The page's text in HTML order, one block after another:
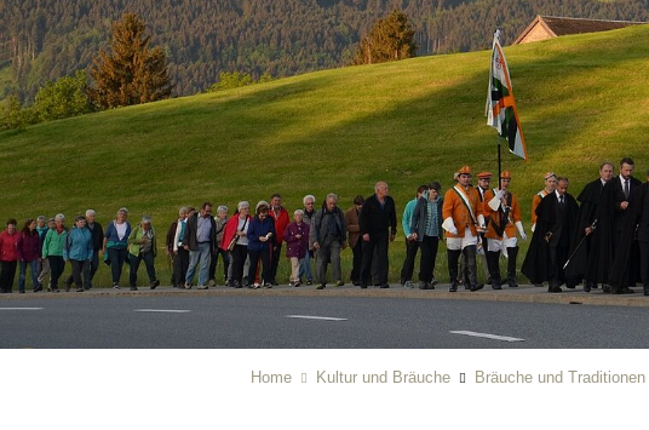
Home Kultur und Bräuche Bräuche und Traditionen